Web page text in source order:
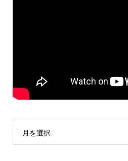
月を選択